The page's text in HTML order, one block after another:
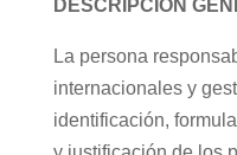
DESCRIPCIÓN
La persona
internacionales y
identificación,